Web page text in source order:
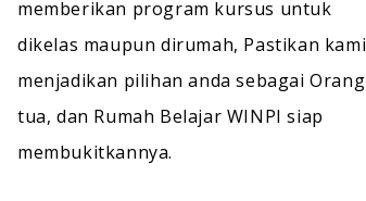
memberikan program kursus untuk
dikelas maupun dirumah, Pastikan kami
menjadikan pilihan anda sebagai Orang
tua, dan Rumah Belajar WINPI siap
membukitkannya.